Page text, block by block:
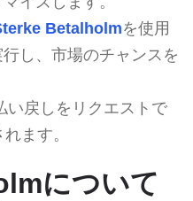
Betalholmを使用
し、市場のチャンスを
い戻しをリクエストで
ます。
について